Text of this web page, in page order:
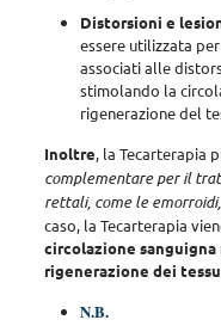
Distorsioni e
essere utilizzata
associati alle
stimolando la
rigenerazione del
Inoltre, la Tecarterapia
complementare per il
rettali, come le
caso, la Tecarterapia
circolazione
rigenerazione dei
N.B.